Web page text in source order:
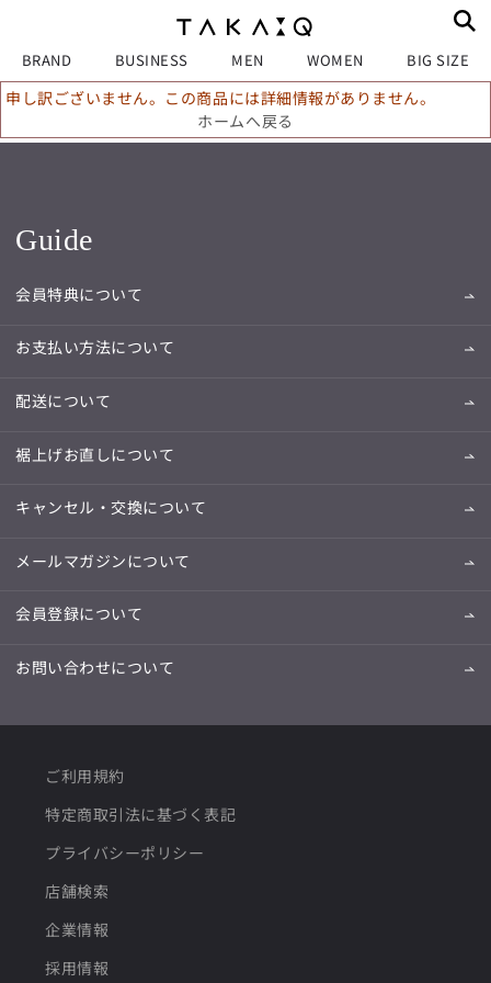
BRAND BUSINESS MEN WOMEN BIG SIZE
申し訳ございません。この商品には詳細情報がありません。
ホームへ戻る
Guide
会員特典について
お支払い方法について
配送について
裾上げお直しについて
キャンセル・交換について
メールマガジンについて
会員登録について
お問い合わせについて
ご利用規約
特定商取引法に基づく表記
プライバシーポリシー
店舗検索
企業情報
採用情報